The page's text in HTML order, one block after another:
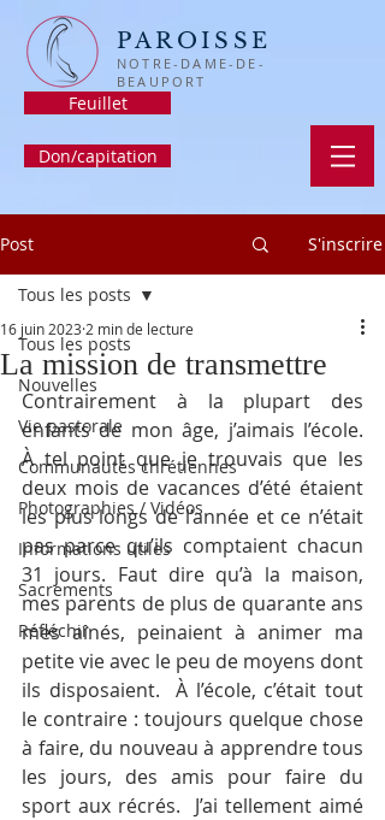
PAROISSE
NOTRE-DAME-DE-
BEAUPORT
Feuillet
Don/capitation
Post S'inscrire
Tous les posts
Nouvelles
Vie pastorale
Communautés chrétiennes
Photographies / Vidéos
Informations utiles
Sacrements
Réfléchir
Tous les posts
La mission de transmettre
16 juin 2023 2 min de lecture
Contrairement à la plupart des
enfants de mon âge, j’aimais l’école.
À tel point que je trouvais que les
deux mois de vacances d’été étaient
les plus longs de l’année et ce n’était
pas parce qu’ils comptaient chacun
31 jours. Faut dire qu’à la maison,
mes parents de plus de quarante ans
mes aînés, peinaient à animer ma
petite vie avec le peu de moyens dont
ils disposaient.  À l’école, c’était tout
le contraire : toujours quelque chose
à faire, du nouveau à apprendre tous
les jours, des amis pour faire du
sport aux récrés.  J’ai tellement aimé